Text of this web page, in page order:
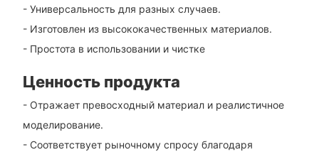
- Универсальность для разных случаев.
- Изготовлен из высококачественных материалов.
- Простота в использовании и чистке
Ценность продукта
- Отражает превосходный материал и реалистичное
моделирование.
- Соответствует рыночному спросу благодаря